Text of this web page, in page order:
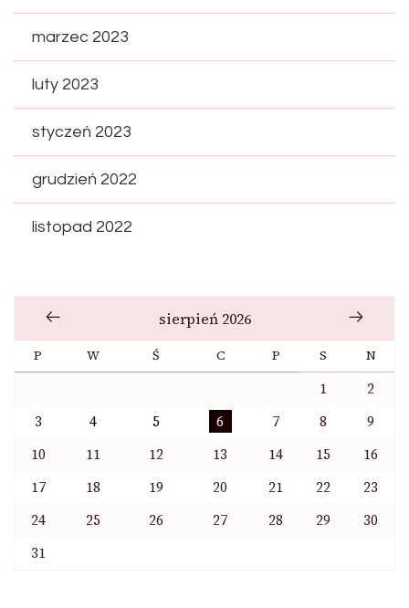
marzec 2023
luty 2023
styczeń 2023
grudzień 2022
listopad 2022
sierpień 2026
P W Ś C P S N
1
2
3
4 5 6 7 8
9
10
11 12 13 14 15
16
17
18 19 20 21 22
23
24
25 26 27 28 29
30
31